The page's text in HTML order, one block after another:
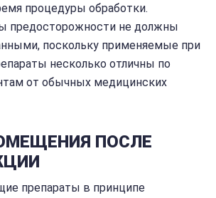
процедуры обработки.
предосторожности не должны
поскольку применяемые при
несколько отличны по
от обычных медицинских
ПОСЛЕ
препараты в принципе